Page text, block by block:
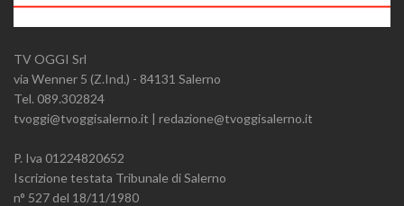
TV OGGI Srl
via Wenner 5 (Z.Ind.) - 84131 Salerno
Tel. 089.302824
tvoggi@tvoggisalerno.it | redazione@tvoggisalerno.it
P. Iva 01224820652
Iscrizione testata Tribunale di Salerno
n° 527 del 18/11/1980